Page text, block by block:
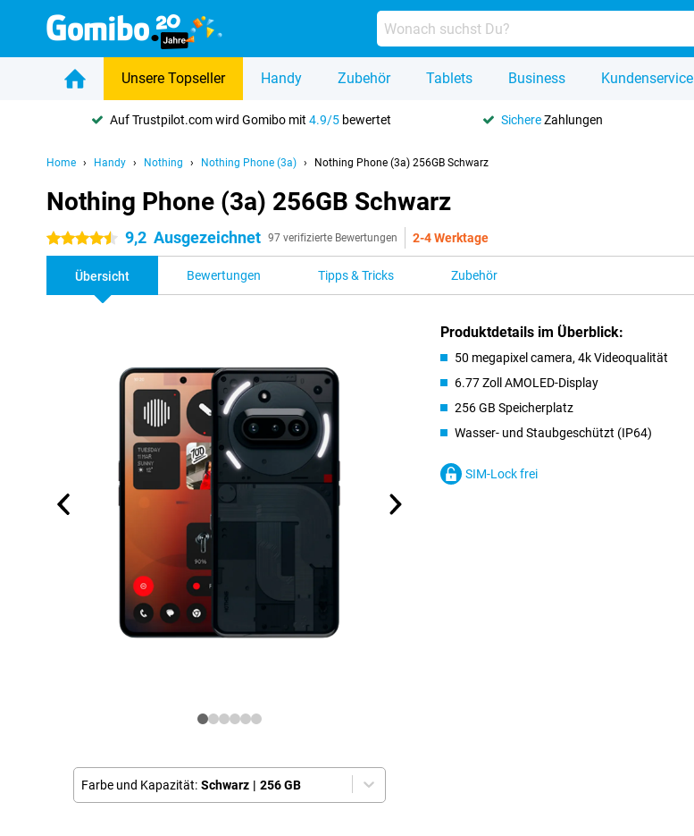
Unsere Topseller Handy Zubehör Tablets Business Kundenservice
Auf Trustpilot.com wird Gomibo mit4.9/5 bewertet SichereZahlungen
Home Handy Nothing Nothing Phone (3a) Nothing Phone (3a) 256GB Schwarz
Nothing Phone (3a) 256GB Schwarz
4.5 Sterne 9,2 Ausgezeichnet 97 verifizierte Bewertungen 2-4 Werktage
Übersicht Bewertungen Tipps & Tricks Zubehör
Farbe und Kapazität: Schwarz | 256 GB
Produktdetails im Überblick:
50 megapixel camera, 4k Videoqualität
6.77 Zoll AMOLED-Display
256 GB Speicherplatz
Wasser- und Staubgeschützt (IP64)
SIM-Lock frei